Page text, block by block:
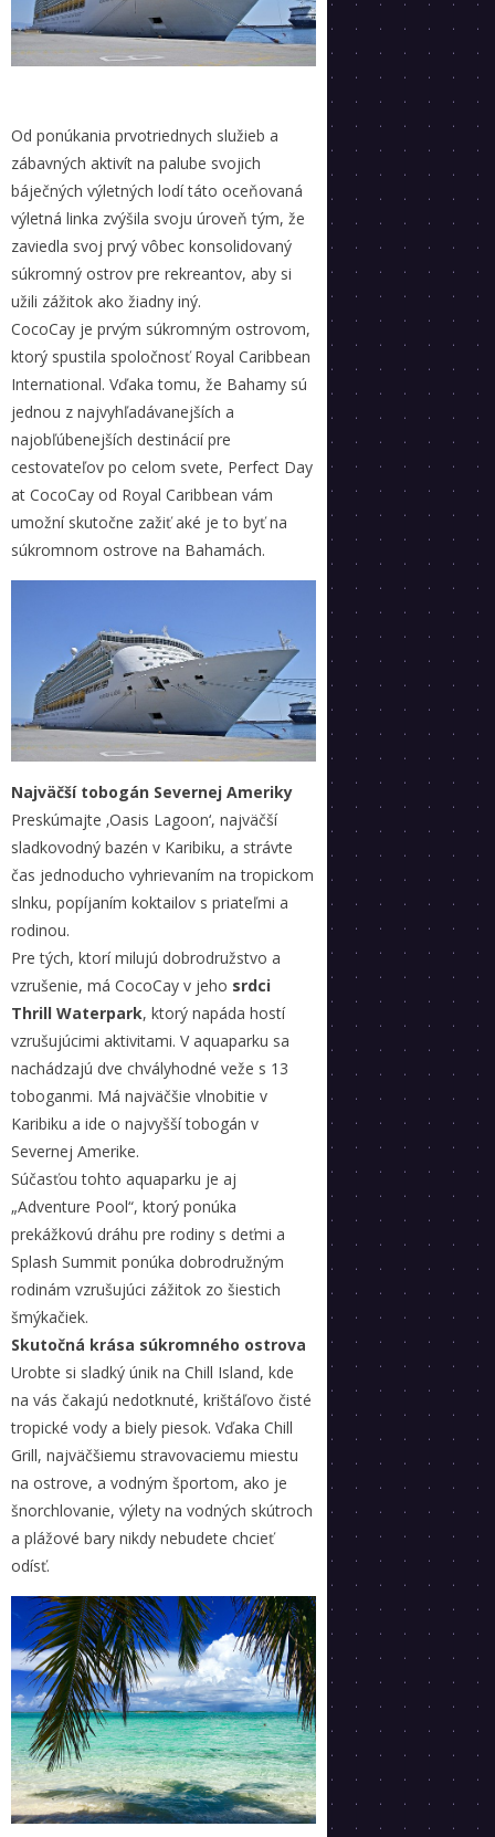
Od ponúkania prvotriednych služieb a
zábavných aktivít na palube svojich
báječných výletných lodí táto oceňovaná
výletná linka zvýšila svoju úroveň tým, že
zaviedla svoj prvý vôbec konsolidovaný
súkromný ostrov pre rekreantov, aby si
užili zážitok ako žiadny iný.
CocoCay je prvým súkromným ostrovom,
ktorý spustila spoločnosť Royal Caribbean
International. Vďaka tomu, že Bahamy sú
jednou z najvyhľadávanejších a
najobľúbenejších destinácií pre
cestovateľov po celom svete, Perfect Day
at CocoCay od Royal Caribbean vám
umožní skutočne zažiť aké je to byť na
súkromnom ostrove na Bahamách.
Najväčší tobogán Severnej Ameriky
Preskúmajte ‚Oasis Lagoon‘, najväčší
sladkovodný bazén v Karibiku, a strávte
čas jednoducho vyhrievaním na tropickom
slnku, popíjaním koktailov s priateľmi a
rodinou.
Pre tých, ktorí milujú dobrodružstvo a
vzrušenie, má CocoCay v jeho srdci
Thrill Waterpark, ktorý napáda hostí
vzrušujúcimi aktivitami. V aquaparku sa
nachádzajú dve chvályhodné veže s 13
toboganmi. Má najväčšie vlnobitie v
Karibiku a ide o najvyšší tobogán v
Severnej Amerike.
Súčasťou tohto aquaparku je aj
„Adventure Pool“, ktorý ponúka
prekážkovú dráhu pre rodiny s deťmi a
Splash Summit ponúka dobrodružným
rodinám vzrušujúci zážitok zo šiestich
šmýkačiek.
Skutočná krása súkromného ostrova
Urobte si sladký únik na Chill Island, kde
na vás čakajú nedotknuté, krištáľovo čisté
tropické vody a biely piesok. Vďaka Chill
Grill, najväčšiemu stravovaciemu miestu
na ostrove, a vodným športom, ako je
šnorchlovanie, výlety na vodných skútroch
a plážové bary nikdy nebudete chcieť
odísť.